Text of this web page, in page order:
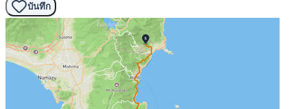
บันทึก